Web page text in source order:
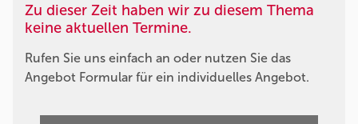
Zu dieser Zeit haben wir zu diesem Thema
keine aktuellen Termine.
Rufen Sie uns einfach an oder nutzen Sie das
Angebot Formular für ein individuelles Angebot.